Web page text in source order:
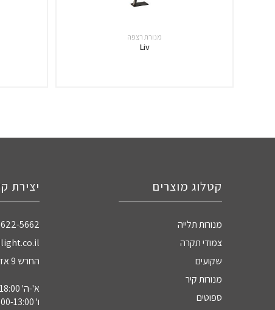
מנורת רצפה
Liv
קטלוג מוצרים
מנורות תלייה
צמודי תקרה
שקועים
מנורות קיר
ספוטים
יצירת
5662‏
החרש 9 אזה"ת חדרה
א'-ה' 09:00-18:00
ו' 09:00-13:00